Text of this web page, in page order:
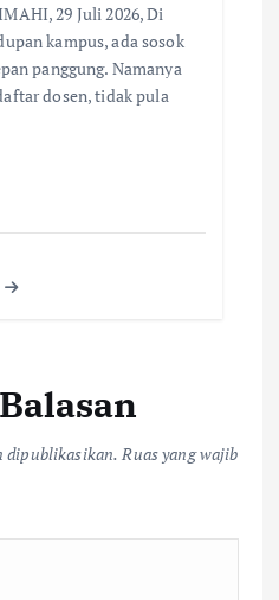
29 Juli 2026, Di
kampus, ada sosok
panggung. Namanya
dosen, tidak pula
dipublikasikan. Ruas yang wajib